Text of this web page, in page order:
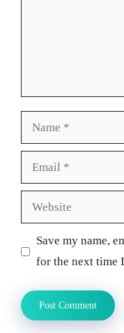
Name
Email
Website
Save my name,
for the next time